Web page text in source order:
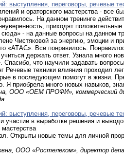
выступления, переговоры, речевые
и ораторского мастерства - все
На данном тренинге
приходят положительные
- на данные вопросы на данном
Чистяковой за энергию, эмоции и
«АТАС». Все понравилось.
держать ответ. Узнала много
Спасибо, что научили задавать
Речевые техники влияния проходил
в последующем помогут в жизни.
Я приобрела много новых навыков,
ООО «ОЕМ ПРОФИ», коммерческий
выступления, переговоры, речевые
участие в выработке решения и
мастерства
Открыты новые темы для личной
ООО «Ростелеком», директор